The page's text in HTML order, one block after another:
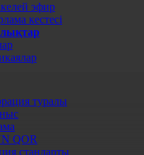
эфир
кестесі
туралы
QOR
стандарты